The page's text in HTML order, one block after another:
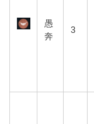
愚
奔
3